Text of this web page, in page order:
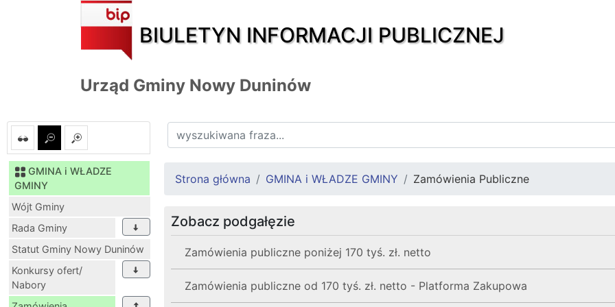
BIULETYN INFORMACJI PUBLICZNEJ
Urząd Gminy Nowy Duninów
GMINA i WŁADZE
GMINY
Wójt Gminy
Rada Gminy
Statut Gminy Nowy Duninów
Konkursy ofert/
Nabory
Strona główna GMINA i WŁADZE GMINY Zamówienia Publiczne
Zobacz podgałęzie
Zamówienia publiczne poniżej 170 tyś. zł. netto
Zamówienia publiczne od 170 tyś. zł. netto - Platforma Zakupowa